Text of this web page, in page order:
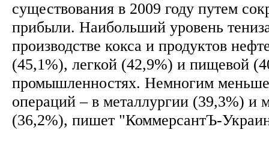
существования в 2009 году путем
прибыли. Наибольший уровень
производстве кокса и продуктов
(45,1%), легкой (42,9%) и пищевой
промышленностях. Немногим меньше
операций – в металлургии (39,3%) и
(36,2%), пишет "КоммерсантЪ-